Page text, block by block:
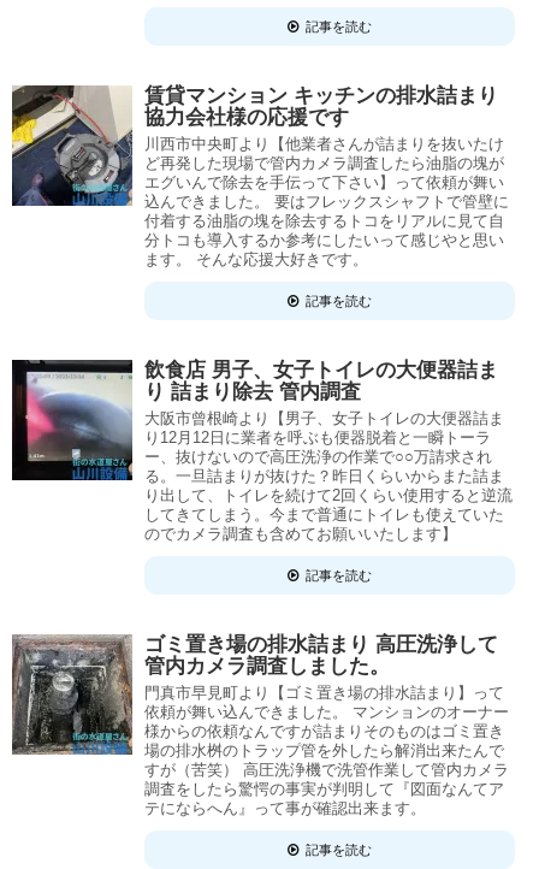
記事を読む
賃貸マンション キッチンの排水詰まり
協力会社様の応援です
川西市中央町より【他業者さんが詰まりを抜いたけ
ど再発した現場で管内カメラ調査したら油脂の塊が
エグいんで除去を手伝って下さい】って依頼が舞い
込んできました。 要はフレックスシャフトで管壁に
付着する油脂の塊を除去するトコをリアルに見て自
分トコも導入するか参考にしたいって感じやと思い
ます。 そんな応援大好きです。
記事を読む
飲食店 男子、女子トイレの大便器詰ま
り 詰まり除去 管内調査
大阪市曾根崎より【男子、女子トイレの大便器詰ま
り12月12日に業者を呼ぶも便器脱着と一瞬トーラ
ー、抜けないので高圧洗浄の作業で○○万請求され
る。一旦詰まりが抜けた？昨日くらいからまた詰ま
り出して、トイレを続けて2回くらい使用すると逆流
してきてしまう。今まで普通にトイレも使えていた
のでカメラ調査も含めてお願いいたします】
記事を読む
ゴミ置き場の排水詰まり 高圧洗浄して
管内カメラ調査しました。
門真市早見町より【ゴミ置き場の排水詰まり】って
依頼が舞い込んできました。 マンションのオーナー
様からの依頼なんですが詰まりそのものはゴミ置き
場の排水桝のトラップ管を外したら解消出来たんで
すが（苦笑） 高圧洗浄機で洗管作業して管内カメラ
調査をしたら驚愕の事実が判明して『図面なんてア
テにならへん』って事が確認出来ます。
記事を読む